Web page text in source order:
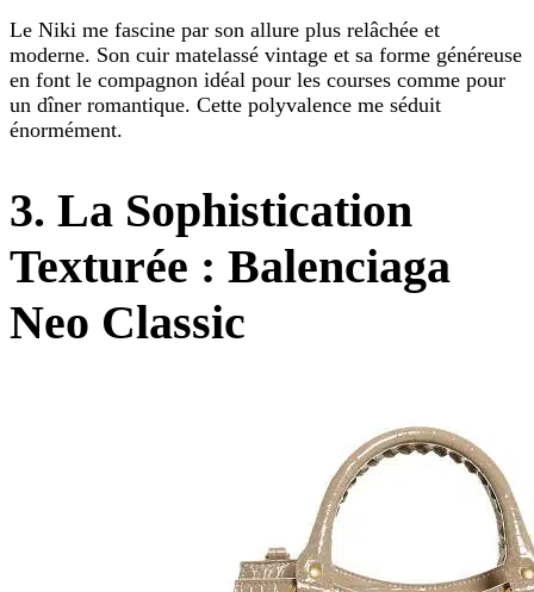
Le Niki me fascine par son allure plus relâchée et
moderne. Son cuir matelassé vintage et sa forme généreuse
en font le compagnon idéal pour les courses comme pour
un dîner romantique. Cette polyvalence me séduit
énormément.
3. La Sophistication
Texturée : Balenciaga
Neo Classic